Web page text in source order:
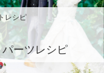
レシピ
ーツレシピ